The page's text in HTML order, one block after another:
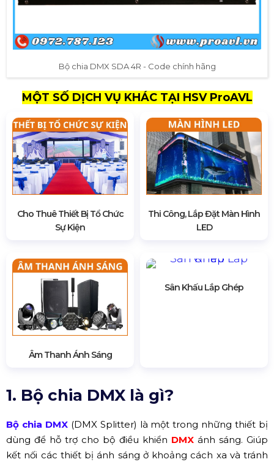
Bộ chia DMX SDA 4R - Code chính hãng
MỘT SỐ DỊCH VỤ KHÁC TẠI HSV ProAVL
Cho Thuê Thiết Bị Tổ Chức
Sự Kiện
Thi Công, Lắp Đặt Màn Hình
LED
Âm Thanh Ánh Sáng
Sân Khấu Lắp Ghép
1. Bộ chia DMX là gì?
Bộ chia DMX(DMX Splitter) là một trong những thiết bị
dùng để hỗ trợ cho bộ điều khiển DMXánh sáng. Giúp
kết nối các thiết bị ánh sáng ở khoảng cách xa và tránh